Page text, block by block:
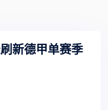
新德甲单赛季